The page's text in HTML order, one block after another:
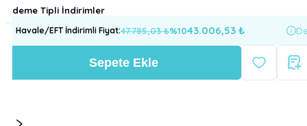
Ödeme Tipli İndirimler
Havale/EFT İndirimli Fiyat:47.785,03₺%1043.006,53 ₺
Sepete Ekle